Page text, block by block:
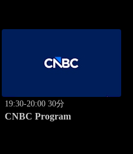
19:30-20:00 30分
CNBC Program